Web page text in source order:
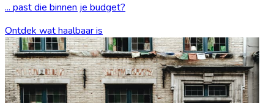
... past die binnen je budget?
Ontdek wat haalbaar is